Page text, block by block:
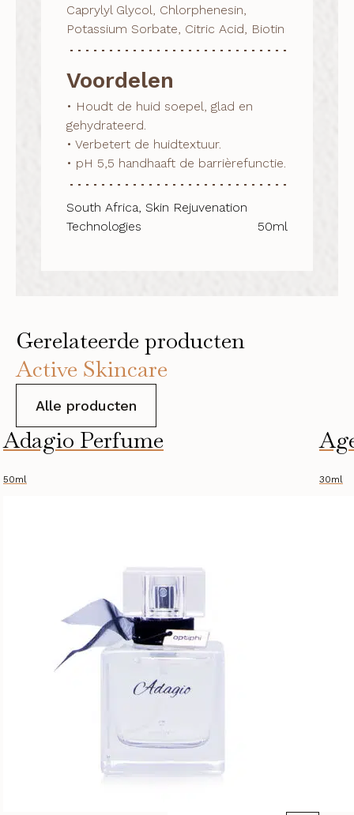
Gerelateerde producten
Active Skincare
Alle producten
Adagio Perfume
50ml 30ml
Caprylyl Glycol, Chlorphenesin,
Potassium Sorbate, Citric Acid, Biotin
Voordelen
• Houdt de huid soepel, glad en
gehydrateerd.
• Verbetert de huidtextuur.
• pH 5,5 handhaaft de barrièrefunctie.
South Africa, Skin Rejuvenation
Technologies
50ml